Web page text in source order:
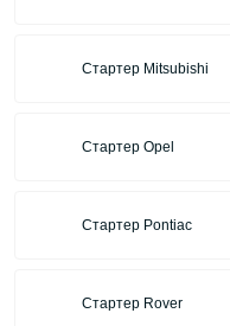
Стартер Mitsubishi
Стартер Opel
Стартер Pontiac
Стартер Rover